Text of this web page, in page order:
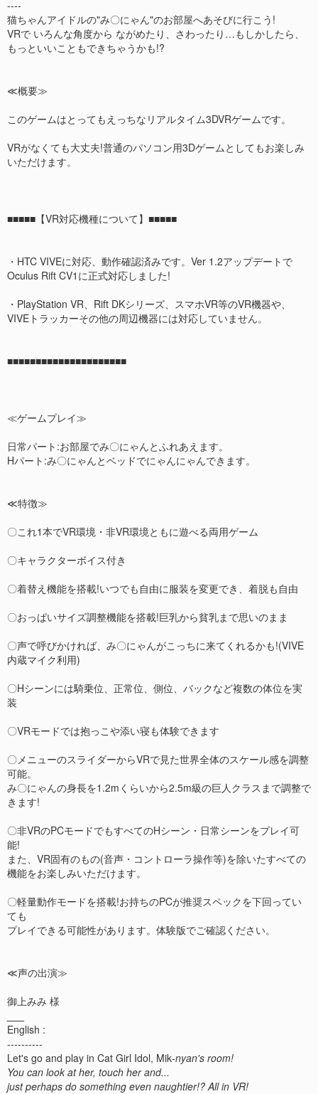
----
猫ちゃんアイドルの"み〇にゃん"のお部屋へあそびに行こう!
VRで いろんな角度から ながめたり、さわったり…もしかしたら、
もっといいこともできちゃうかも!?
≪概要≫
このゲームはとってもえっちなリアルタイム3DVRゲームです。
VRがなくても大丈夫!普通のパソコン用3Dゲームとしてもお楽しみ
いただけます。
■■■■■【VR対応機種について】■■■■■
・HTC VIVEに対応、動作確認済みです。Ver 1.2アップデートで
Oculus Rift CV1に正式対応しました!
・PlayStation VR、Rift DKシリーズ、スマホVR等のVR機器や、
VIVEトラッカーその他の周辺機器には対応していません。
■■■■■■■■■■■■■■■■■■■■■
≪ゲームプレイ≫
日常パート:お部屋でみ〇にゃんとふれあえます。
Hパート:み〇にゃんとベッドでにゃんにゃんできます。
≪特徴≫
〇これ1本でVR環境・非VR環境ともに遊べる両用ゲーム
〇キャラクターボイス付き
〇着替え機能を搭載!いつでも自由に服装を変更でき、着脱も自由
〇おっぱいサイズ調整機能を搭載!巨乳から貧乳まで思いのまま
〇声で呼びかければ、み〇にゃんがこっちに来てくれるかも!(VIVE
内蔵マイク利用)
〇Hシーンには騎乗位、正常位、側位、バックなど複数の体位を実
装
〇VRモードでは抱っこや添い寝も体験できます
〇メニューのスライダーからVRで見た世界全体のスケール感を調整
可能。
み〇にゃんの身長を1.2mくらいから2.5m級の巨人クラスまで調整で
きます!
〇非VRのPCモードでもすべてのHシーン・日常シーンをプレイ可
能!
また、VR固有のもの(音声・コントローラ操作等)を除いたすべての
機能をお楽しみいただけます。
〇軽量動作モードを搭載!お持ちのPCが推奨スペックを下回ってい
ても
プレイできる可能性があります。体験版でご確認ください。
≪声の出演≫
English :
----------
Let's go and play in Cat Girl Idol, Mik-nyan's room!
You can look at her, touch her and...
just perhaps do something even naughtier!? All in VR!